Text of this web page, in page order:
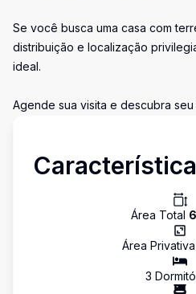
Se você busca uma casa com
distribuição e localização
ideal.
Agende sua visita e descubra seu
Área Total
Área Privativa
3